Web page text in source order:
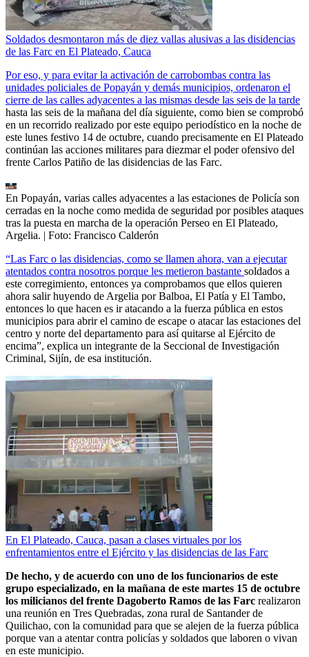
Soldados desmontaron más de diez vallas alusivas a las disidencias
de las Farc en El Plateado, Cauca
Por eso, y para evitar la activación de carrobombas contra las
unidades policiales de Popayán y demás municipios, ordenaron el
cierre de las calles adyacentes a las mismas desde las seis de la tarde
hasta las seis de la mañana del día siguiente, como bien se comprobó
en un recorrido realizado por este equipo periodístico en la noche de
este lunes festivo 14 de octubre, cuando precisamente en El Plateado
continúan las acciones militares para diezmar el poder ofensivo del
frente Carlos Patiño de las disidencias de las Farc.
En Popayán, varias calles adyacentes a las estaciones de Policía son
cerradas en la noche como medida de seguridad por posibles ataques
tras la puesta en marcha de la operación Perseo en El Plateado,
Argelia. | Foto: Francisco Calderón
“Las Farc o las disidencias, como se llamen ahora, van a ejecutar
atentados contra nosotros porque les metieron bastante soldados a
este corregimiento, entonces ya comprobamos que ellos quieren
ahora salir huyendo de Argelia por Balboa, El Patía y El Tambo,
entonces lo que hacen es ir atacando a la fuerza pública en estos
municipios para abrir el camino de escape o atacar las estaciones del
centro y norte del departamento para así quitarse al Ejército de
encima”, explica un integrante de la Seccional de Investigación
Criminal, Sijín, de esa institución.
En El Plateado, Cauca, pasan a clases virtuales por los
enfrentamientos entre el Ejército y las disidencias de las Farc
De hecho, y de acuerdo con uno de los funcionarios de este
grupo especializado, en la mañana de este martes 15 de octubre
los milicianos del frente Dagoberto Ramos de las Farc realizaron
una reunión en Tres Quebradas, zona rural de Santander de
Quilichao, con la comunidad para que se alejen de la fuerza pública
porque van a atentar contra policías y soldados que laboren o vivan
en este municipio.